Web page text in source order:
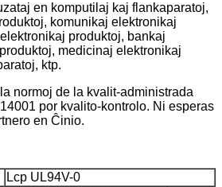
en komputilaj kaj flankaparatoj,
komunikaj elektronikaj
produktoj, bankaj
medicinaj elektronikaj
ktp.
normoj de la kvalit-administrada
por kvalito-kontrolo. Ni esperas
en Ĉinio.
Lcp UL94V-0